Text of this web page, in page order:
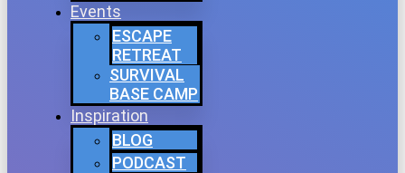
Events
ESCAPE
RETREAT
SURVIVAL
BASE CAMP
Inspiration
BLOG
PODCAST